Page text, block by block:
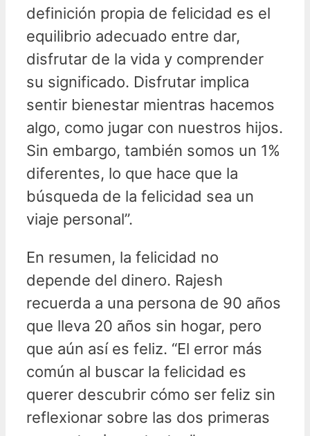
definición propia de felicidad es el
equilibrio adecuado entre dar,
disfrutar de la vida y comprender
su significado. Disfrutar implica
sentir bienestar mientras hacemos
algo, como jugar con nuestros hijos.
Sin embargo, también somos un 1%
diferentes, lo que hace que la
búsqueda de la felicidad sea un
viaje personal”.
En resumen, la felicidad no
depende del dinero. Rajesh
recuerda a una persona de 90 años
que lleva 20 años sin hogar, pero
que aún así es feliz. “El error más
común al buscar la felicidad es
querer descubrir cómo ser feliz sin
reflexionar sobre las dos primeras